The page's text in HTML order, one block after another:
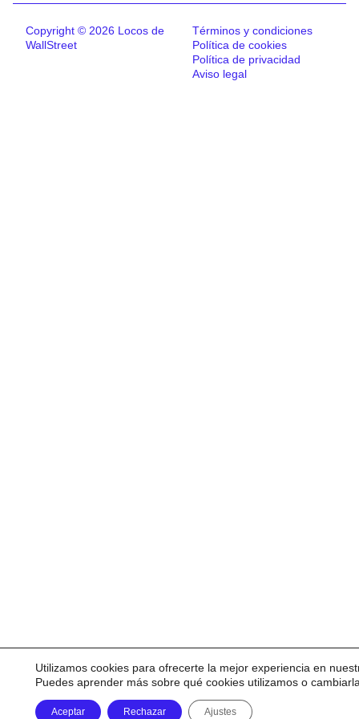
Copyright © 2026 Locos de
WallStreet
Términos y condiciones
Política de cookies
Política de privacidad
Aviso legal
Utilizamos cookies para ofrecerte la mejor experiencia en
Puedes aprender más sobre qué cookies utilizamos o
Aceptar Rechazar Ajustes